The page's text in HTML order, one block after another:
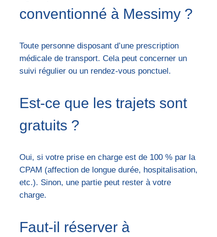
conventionné à Messimy ?
Toute personne disposant d’une prescription
médicale de transport. Cela peut concerner un
suivi régulier ou un rendez-vous ponctuel.
Est-ce que les trajets sont
gratuits ?
Oui, si votre prise en charge est de 100 % par la
CPAM (affection de longue durée, hospitalisation,
etc.). Sinon, une partie peut rester à votre
charge.
Faut-il réserver à